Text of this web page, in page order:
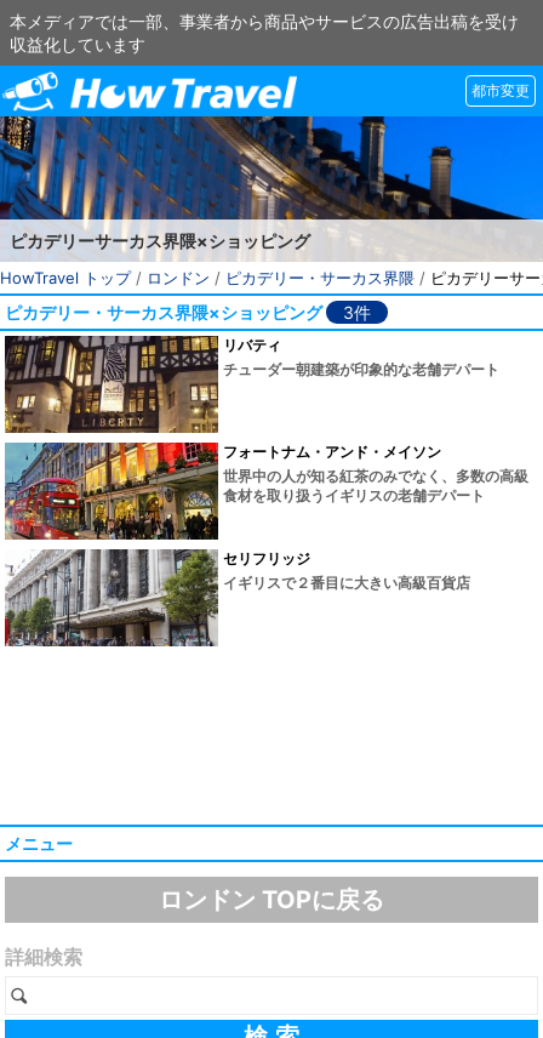
本メディアでは一部、事業者から商品やサービスの広告出稿を受け
収益化しています
都市変更
ピカデリーサーカス界隈×ショッピング
HowTravel トップ/ ロンドン / ピカデリー・サーカス界隈 / ピカデリーサ
ピカデリー・サーカス界隈×ショッピング 3件
リバティ
チューダー朝建築が印象的な老舗デパート
フォートナム・アンド・メイソン
世界中の人が知る紅茶のみでなく、多数の高級
食材を取り扱うイギリスの老舗デパート
セリフリッジ
イギリスで２番目に大きい高級百貨店
メニュー
ロンドン TOPに戻る
詳細検索